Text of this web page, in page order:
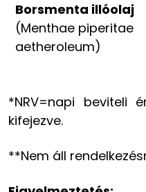
Borsmenta illóolaj
(Menthae piperitae
aetheroleum)
*NRV=napi beviteli
kifejezve.
**Nem áll